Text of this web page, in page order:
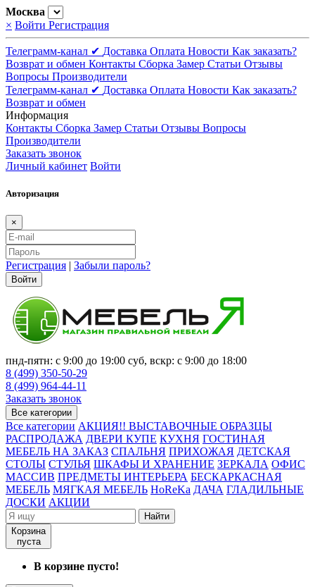
Москва
× Войти Регистрация
Телеграмм-канал ✔ Доставка Оплата Новости Как заказать?
Возврат и обмен Контакты Сборка Замер Статьи Отзывы
Вопросы Производители
Телеграмм-канал ✔ Доставка Оплата Новости Как заказать?
Возврат и обмен
Информация
Контакты Сборка Замер Статьи Отзывы Вопросы
Производители
Заказать звонок
Личный кабинет Войти
Авторизация
×
Регистрация | Забыли пароль?
Войти
пнд-пятн: с 9:00 до 19:00 суб, вскр: с 9:00 до 18:00
8 (499) 350-50-29
8 (499) 964-44-11
Заказать звонок
Все категории
Все категории АКЦИЯ!! ВЫСТАВОЧНЫЕ ОБРАЗЦЫ
РАСПРОДАЖА ДВЕРИ КУПЕ КУХНЯ ГОСТИНАЯ
МЕБЕЛЬ НА ЗАКАЗ СПАЛЬНЯ ПРИХОЖАЯ ДЕТСКАЯ
СТОЛЫ СТУЛЬЯ ШКАФЫ И ХРАНЕНИЕ ЗЕРКАЛА ОФИС
МАССИВ ПРЕДМЕТЫ ИНТЕРЬЕРА БЕСКАРКАСНАЯ
МЕБЕЛЬ МЯГКАЯ МЕБЕЛЬ HoReKa ДАЧА ГЛАДИЛЬНЫЕ
ДОСКИ АКЦИИ
Найти
Корзина
пуста
В корзине пусто!